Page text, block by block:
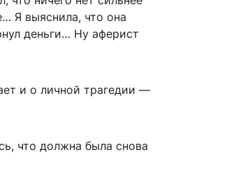
Я выяснила, что она
деньги… Ну аферист
и о личной трагедии —
что должна была снова